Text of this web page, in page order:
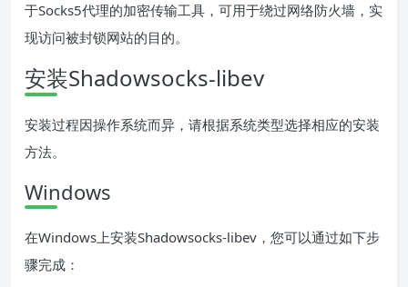
于Socks5代理的加密传输工具，可用于绕过网络防火墙，实
现访问被封锁网站的目的。
安装Shadowsocks-libev
安装过程因操作系统而异，请根据系统类型选择相应的安装
方法。
Windows
在Windows上安装Shadowsocks-libev，您可以通过如下步
骤完成：